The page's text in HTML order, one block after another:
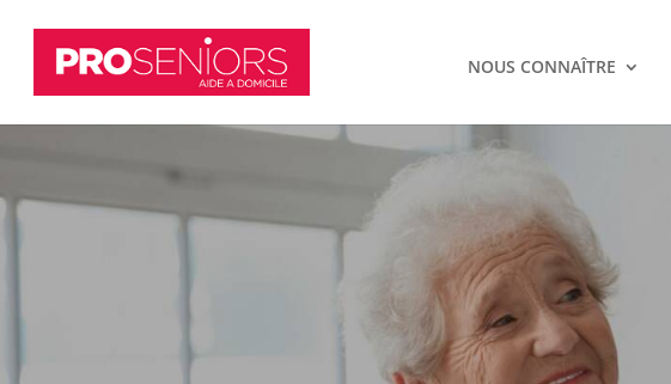
NOUS CONNAÎTRE